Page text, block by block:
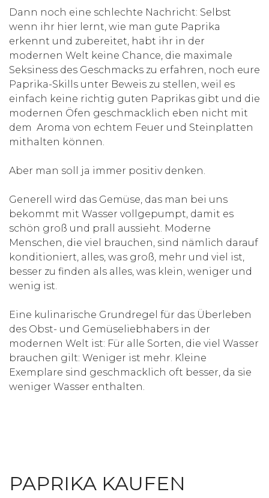
Dann noch eine schlechte Nachricht: Selbst
wenn ihr hier lernt, wie man gute Paprika
erkennt und zubereitet, habt ihr in der
modernen Welt keine Chance, die maximale
Seksiness des Geschmacks zu erfahren, noch eure
Paprika-Skills unter Beweis zu stellen, weil es
einfach keine richtig guten Paprikas gibt und die
modernen Öfen geschmacklich eben nicht mit
dem Aroma von echtem Feuer und Steinplatten
mithalten können.
Aber man soll ja immer positiv denken.
Generell wird das Gemüse, das man bei uns
bekommt mit Wasser vollgepumpt, damit es
schön groß und prall aussieht. Moderne
Menschen, die viel brauchen, sind nämlich darauf
konditioniert, alles, was groß, mehr und viel ist,
besser zu finden als alles, was klein, weniger und
wenig ist.
Eine kulinarische Grundregel für das Überleben
des Obst- und Gemüseliebhabers in der
modernen Welt ist: Für alle Sorten, die viel Wasser
brauchen gilt: Weniger ist mehr. Kleine
Exemplare sind geschmacklich oft besser, da sie
weniger Wasser enthalten.
PAPRIKA KAUFEN